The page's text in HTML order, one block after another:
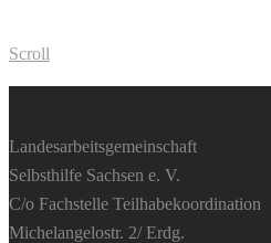
Scroll
Landesarbeitsgemeinschaft
Selbsthilfe Sachsen e. V.
C/o Fachstelle Teilhabekoordination
Michelangelostr. 2/ Erdg.